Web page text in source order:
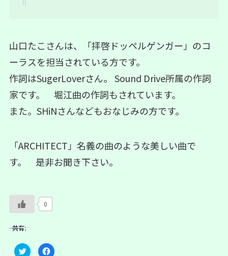
山口たこさんは、「拝啓ドッペルゲンガー」のコ
ーラスを担当されている方です。
作詞はSugerLoverさん。 Sound Drive所属の作詞
家です。 堀江曲の作詞もされています。
また。SHiNさんなどもおなじみの方です。
「ARCHITECT」名義の曲のような美しい曲で
す。 是非お聞き下さい。
0
共有:
ク F